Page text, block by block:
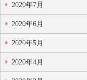
2020年7月
2020年6月
2020年5月
2020年4月